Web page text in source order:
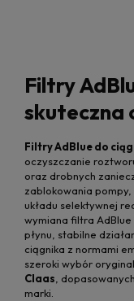
Filtry
skuteczna
Filtry AdBlue do
oczyszczanie
oraz drobnych
zablokowania
układu selektywnej
wymiana filtra
płynu, stabilne
ciągnika z normami
szeroki wybór
Claas ,
marki.